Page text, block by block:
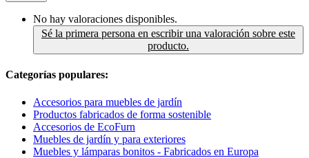
No hay valoraciones disponibles.
Sé la primera persona en escribir una valoración sobre este
producto.
Categorías populares:
Accesorios para muebles de jardín
Productos fabricados de forma sostenible
Accesorios de EcoFurn
Muebles de jardín y para exteriores
Muebles y lámparas bonitos - Fabricados en Europa